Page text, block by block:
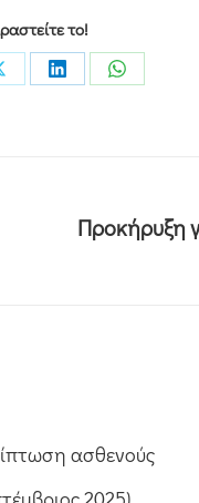
το!
Προκήρυξη
ασθενούς